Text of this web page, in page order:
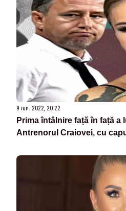
9 iun. 2022, 20:22
Prima întâlnire față în față a
Antrenorul Craiovei, cu